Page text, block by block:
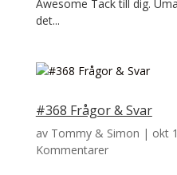
Awesome Tack till dig.
det...
#368 Frågor & Svar
av Tommy & Simon | okt
Kommentarer